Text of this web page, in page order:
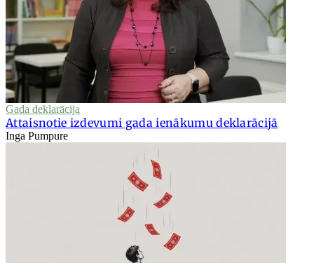
Gada deklarācija
Attaisnotie izdevumi gada ienākumu deklarācijā
Inga Pumpure